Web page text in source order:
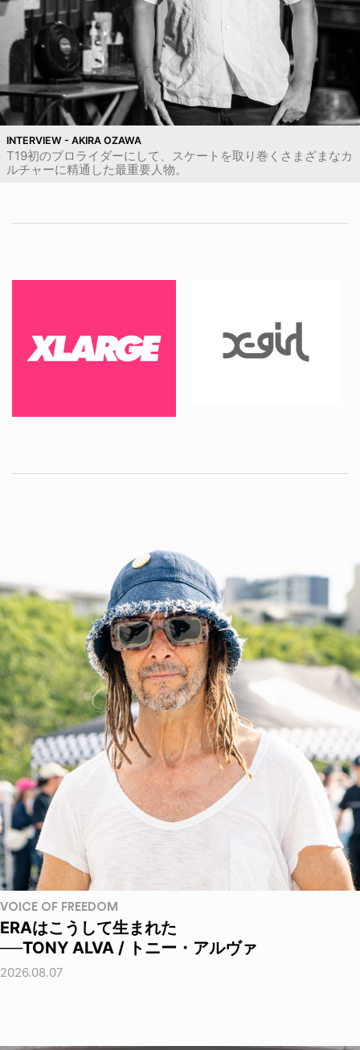
INTERVIEW - AKIRA OZAWA
T19初のプロライダーにして、スケートを取り巻くさまざまなカ
ルチャーに精通した最重要人物。
VOICE OF FREEDOM
ERAはこうして生まれた
──TONY ALVA / トニー・アルヴァ
2026.08.07